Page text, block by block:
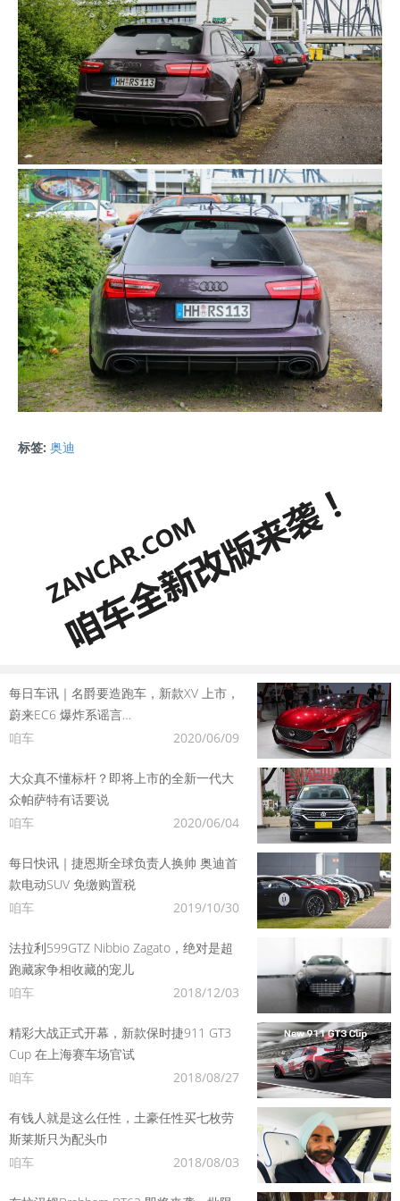
标签: 奥迪
每日车讯｜名爵要造跑车，新款XV 上市，
蔚来EC6 爆炸系谣言…
咱车
2020/06/09
大众真不懂标杆？即将上市的全新一代大
众帕萨特有话要说
咱车
2020/06/04
每日快讯｜捷恩斯全球负责人换帅 奥迪首
款电动SUV 免缴购置税
咱车
2019/10/30
法拉利599GTZ Nibbio Zagato，绝对是超
跑藏家争相收藏的宠儿
咱车
2018/12/03
精彩大战正式开幕，新款保时捷911 GT3
Cup 在上海赛车场官试
咱车
2018/08/27
有钱人就是这么任性，土豪任性买七枚劳
斯莱斯只为配头巾
咱车
2018/08/03